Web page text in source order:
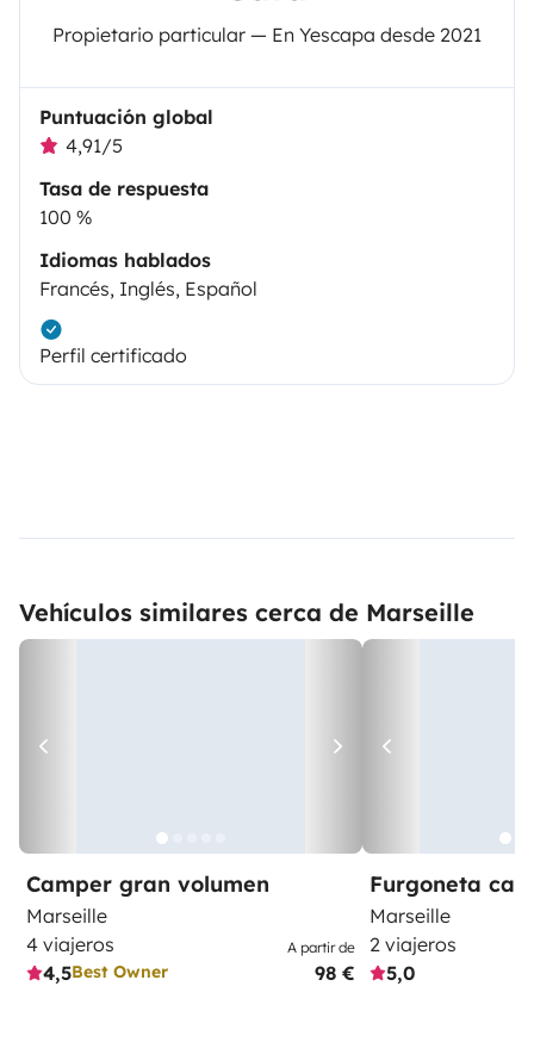
Propietario particular — En Yescapa desde 2021
Puntuación global
4,91/5
Tasa de respuesta
100 %
Idiomas hablados
Francés, Inglés, Español
Perfil certificado
Vehículos similares cerca de Marseille
Camper gran volumen
Marseille
4 viajeros
4,5Best Owner
A partir de
98 €
Furgoneta
Marseille
2 viajeros
5,0